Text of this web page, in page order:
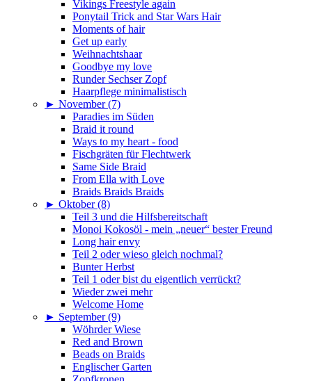
Vikings Freestyle again
Ponytail Trick and Star Wars Hair
Moments of hair
Get up early
Weihnachtshaar
Goodbye my love
Runder Sechser Zopf
Haarpflege minimalistisch
► November (7)
Paradies im Süden
Braid it round
Ways to my heart - food
Fischgräten für Flechtwerk
Same Side Braid
From Ella with Love
Braids Braids Braids
► Oktober (8)
Teil 3 und die Hilfsbereitschaft
Monoi Kokosöl - mein „neuer“ bester Freund
Long hair envy
Teil 2 oder wieso gleich nochmal?
Bunter Herbst
Teil 1 oder bist du eigentlich verrückt?
Wieder zwei mehr
Welcome Home
► September (9)
Wöhrder Wiese
Red and Brown
Beads on Braids
Englischer Garten